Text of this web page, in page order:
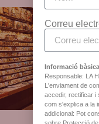
Correu
Informació
Responsable: LA
L'enviament de
accedir, rectificar i
com s'explica a la
addicional: Pot
sobre Protecció